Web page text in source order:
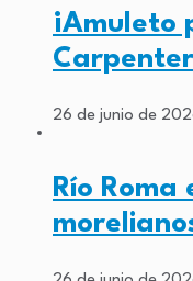
¡Amuleto
26 de junio de
Río